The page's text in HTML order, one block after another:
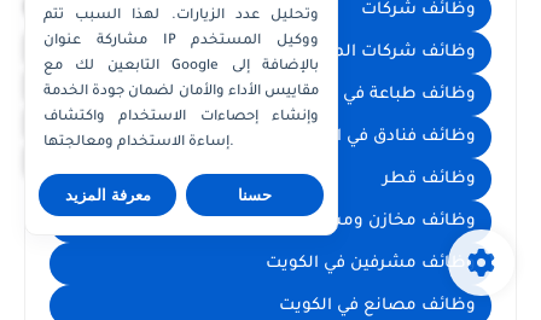
واتساب الكويت
واتساب قطر
واتساب عُمان
وظائف شركات وظائف شركات البترول
وظائف شركات المقاولات في الكويت
وظائف طباعة في الكويت وظائف عمال في الكويت
وظائف فنادق في الكويت وظائف فنيين في الكويت
وظائف قطر وظائف محاسبة ومالية
وظائف مخازن ومشتريات
وظائف مشرفين في الكويت
وظائف مصانع في الكويت
وتحليل عدد الزيارات. لهذا السبب تتم
مشاركة عنوان IP ووكيل المستخدم
التابعين لك مع Google بالإضافة إلى
مقاييس الأداء والأمان لضمان جودة الخدمة
وإنشاء إحصاءات الاستخدام واكتشاف
إساءة الاستخدام ومعالجتها.
معرفة المزيد حسنا